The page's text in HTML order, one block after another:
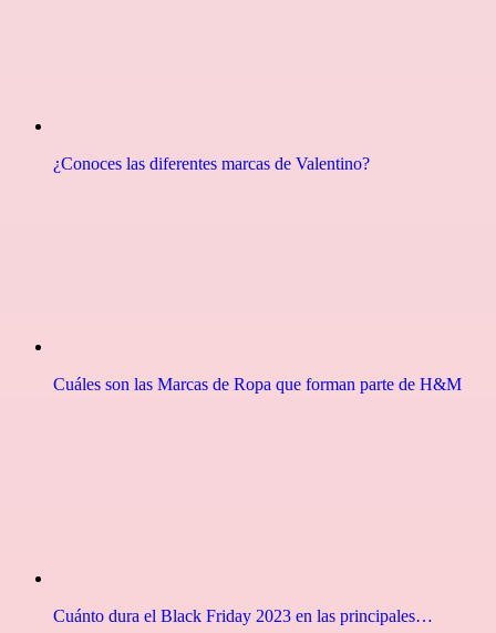
¿Conoces las diferentes marcas de Valentino?
Cuáles son las Marcas de Ropa que forman parte de H&M
Cuánto dura el Black Friday 2023 en las principales…